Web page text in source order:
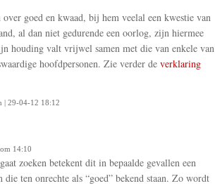
goed en kwaad, bij hem veelal een kwestie van
al dan niet gedurende een oorlog, zijn hiermee
houding valt vrijwel samen met die van enkele van
hoofdpersonen. Zie verder de verklaring
| 29-04-12 18:12
14:10
zoeken betekent dit in bepaalde gevallen een
die ten onrechte als “goed” bekend staan. Zo wordt